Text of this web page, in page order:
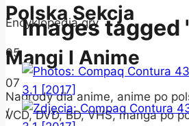
Encyklopedia gry
05
07
/
Polska Sekcja
Mangi I Anime
Nagrody dla anime, anime po
VCD, DVD, BD, VHS, manga po
Images tagged